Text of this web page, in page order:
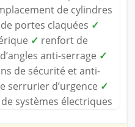
de cylindres
portes claquées ✓
✓ renfort de
anti-serrage ✓
de sécurité et anti-
serrurier d’urgence ✓
systèmes électriques